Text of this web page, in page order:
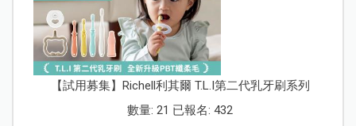
【試用募集】Richell利其爾 T.L.I第二代乳牙刷系列
數量: 21 已報名: 432